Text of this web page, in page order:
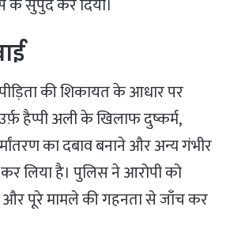
सुपुर्द कर दिया।
की शिकायत के आधार पर
हैप्पी अली के खिलाफ दुष्कर्म,
का दबाव बनाने और अन्य गंभीर
लिया है। पुलिस ने आरोपी को
और पूरे मामले की गहनता से जाँच कर